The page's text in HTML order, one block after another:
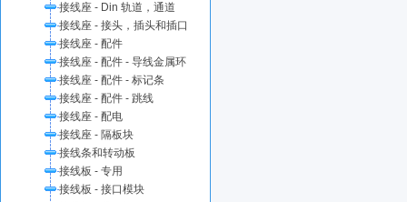
接线座 - Din 轨道，通道
接线座 - 接头，插头和插口
接线座 - 配件
接线座 - 配件 - 导线金属环
接线座 - 配件 - 标记条
接线座 - 配件 - 跳线
接线座 - 配电
接线座 - 隔板块
接线条和转动板
接线板 - 专用
接线板 - 接口模块